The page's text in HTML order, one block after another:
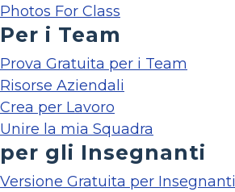
Photos For Class
Per i Team
Prova Gratuita per i Team
Risorse Aziendali
Crea per Lavoro
Unire la mia Squadra
per gli Insegnanti
Versione Gratuita per Insegnanti